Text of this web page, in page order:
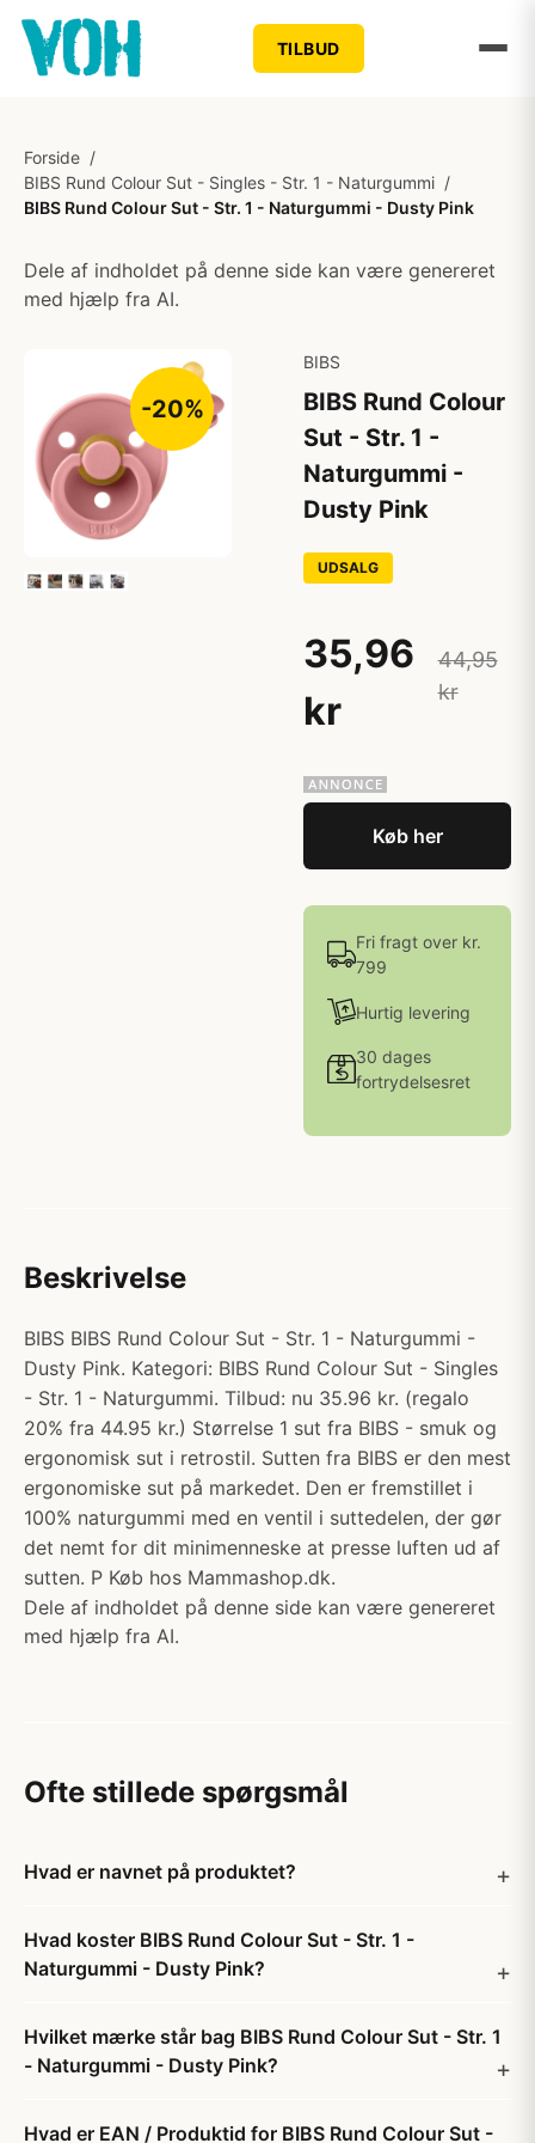
TILBUD
Forside /
BIBS Rund Colour Sut - Singles - Str. 1 - Naturgummi /
BIBS Rund Colour Sut - Str. 1 - Naturgummi - Dusty Pink
Dele af indholdet på denne side kan være genereret
med hjælp fra AI.
-20%
BIBS
BIBS Rund Colour
Sut - Str. 1 -
Naturgummi -
Dusty Pink
UDSALG
35,96
kr
44,95
kr
Køb her
Fri fragt over kr.
799
Hurtig levering
30 dages
fortrydelsesret
Beskrivelse
BIBS BIBS Rund Colour Sut - Str. 1 - Naturgummi -
Dusty Pink. Kategori: BIBS Rund Colour Sut - Singles
- Str. 1 - Naturgummi. Tilbud: nu 35.96 kr. (regalo
20% fra 44.95 kr.) Størrelse 1 sut fra BIBS - smuk og
ergonomisk sut i retrostil. Sutten fra BIBS er den mest
ergonomiske sut på markedet. Den er fremstillet i
100% naturgummi med en ventil i suttedelen, der gør
det nemt for dit minimenneske at presse luften ud af
sutten. P Køb hos Mammashop.dk.
Dele af indholdet på denne side kan være genereret
med hjælp fra AI.
Ofte stillede spørgsmål
Hvad er navnet på produktet?
Hvad koster BIBS Rund Colour Sut - Str. 1 -
Naturgummi - Dusty Pink?
Hvilket mærke står bag BIBS Rund Colour Sut - Str. 1
- Naturgummi - Dusty Pink?
Hvad er EAN / Produktid for BIBS Rund Colour Sut -